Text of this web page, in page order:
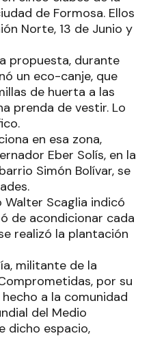
de Formosa. Ellos
Norte, 13 de Junio y
propuesta, durante
un eco-canje, que
de huerta a las
prenda de vestir. Lo
en esa zona,
Eber Solís, en la
Simón Bolívar, se
Scaglia indicó
de acondicionar cada
realizó la plantación
militante de la
por su
a la comunidad
del Medio
dicho espacio,